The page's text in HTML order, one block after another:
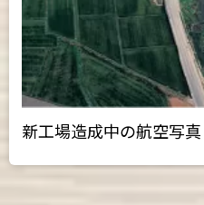
新工場造成中の航空写真